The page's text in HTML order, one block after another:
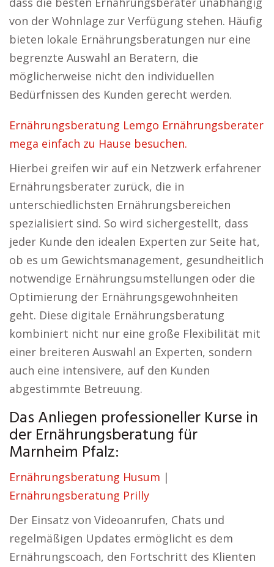
von der Wohnlage zur Verfügung stehen. Häufig
bieten lokale Ernährungsberatungen nur eine
begrenzte Auswahl an Beratern, die
möglicherweise nicht den individuellen
Bedürfnissen des Kunden gerecht werden.
Ernährungsberatung Lemgo Ernährungsberater
mega einfach zu Hause besuchen.
Hierbei greifen wir auf ein Netzwerk erfahrener
Ernährungsberater zurück, die in
unterschiedlichsten Ernährungsbereichen
spezialisiert sind. So wird sichergestellt, dass
jeder Kunde den idealen Experten zur Seite hat,
ob es um Gewichtsmanagement, gesundheitlich
notwendige Ernährungsumstellungen oder die
Optimierung der Ernährungsgewohnheiten
geht. Diese digitale Ernährungsberatung
kombiniert nicht nur eine große Flexibilität mit
einer breiteren Auswahl an Experten, sondern
auch eine intensivere, auf den Kunden
abgestimmte Betreuung.
Das Anliegen professioneller Kurse in
der Ernährungsberatung für
Marnheim Pfalz:
Ernährungsberatung Husum |
Ernährungsberatung Prilly
Der Einsatz von Videoanrufen, Chats und
regelmäßigen Updates ermöglicht es dem
Ernährungscoach, den Fortschritt des Klienten